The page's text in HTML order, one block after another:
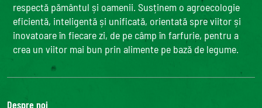
respectă pământul și oamenii. Susținem o agroecologie
eficientă, inteligentă și unificată, orientată spre viitor și
inovatoare în fiecare zi, de pe câmp în farfurie, pentru a
crea un viitor mai bun prin alimente pe bază de legume.
Despre noi